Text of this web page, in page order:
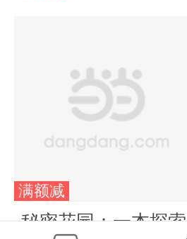
满额减
秘密花园：一本探索